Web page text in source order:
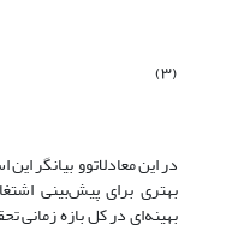
(۳)
در این معادلاتوو بیانگر
بهتری برای پیش‌بینی
بهینه‌ای در کل بازه زمانی